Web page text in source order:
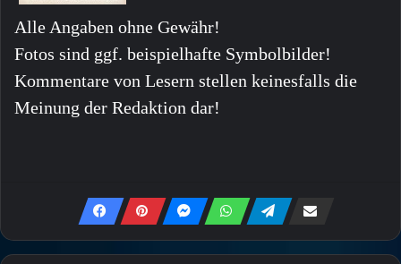
Alle Angaben ohne Gewähr!
Fotos sind ggf. beispielhafte Symbolbilder!
Kommentare von Lesern stellen keinesfalls die
Meinung der Redaktion dar!